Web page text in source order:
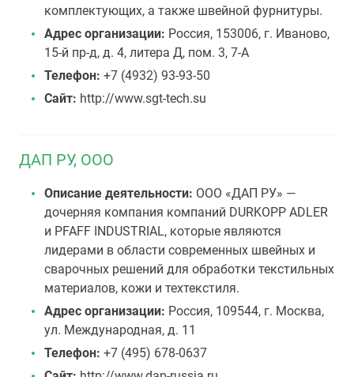
комплектующих, а также швейной фурнитуры.
Адрес организации: Россия, 153006, г. Иваново,
15-й пр-д, д. 4, литера Д, пом. 3, 7-А
Телефон: +7 (4932) 93-93-50
Сайт: http://www.sgt-tech.su
ДАП РУ, ООО
Описание деятельности: ООО «ДАП РУ» —
дочерняя компания компаний DURKOPP ADLER
и PFAFF INDUSTRIAL, которые являются
лидерами в области современных швейных и
сварочных решений для обработки текстильных
материалов, кожи и техтекстиля.
Адрес организации: Россия, 109544, г. Москва,
ул. Международная, д. 11
Телефон: +7 (495) 678-0637